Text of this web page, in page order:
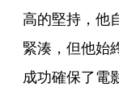
高的堅持，他
緊湊，但他始
成功確保了電